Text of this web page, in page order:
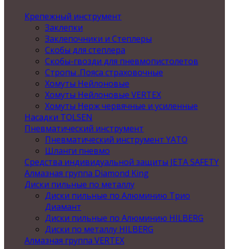
Крепежный инструмент
Заклепки
Заклепочники и Степлеры
Скобы для степлера
Скобы-гвозди для пневмопистолетов
Стропы .Пояса страховочные
Хомуты Нейлоновые
Хомуты Нейлоновые VERTEX
Хомуты Нерж червячные и усиленные
Насадки TOLSEN
Пневматический инструмент
Пневматический инструмент YATO
Шланги пневмо
Средства индивидуальной защиты JETA SAFETY
Алмазная группа Diamond King
Диски пильные по металлу
Диски пильные по Алюминию Трио
Диамант
Диски пильные по Алюминию HILBERG
Диски по металлу HILBERG
Алмазная группа VERTEX